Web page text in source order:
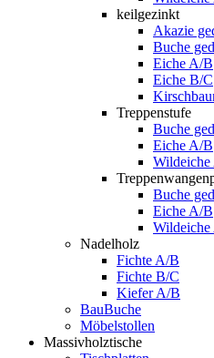
keilgezinkt
Akazie
Buche
Eiche A/B
Eiche B/C
Treppenstufe
Buche
Eiche A/B
Wildeiche
Buche
Eiche A/B
Wildeiche
Nadelholz
Fichte A/B
Fichte B/C
Kiefer A/B
BauBuche
Möbelstollen
Massivholztische